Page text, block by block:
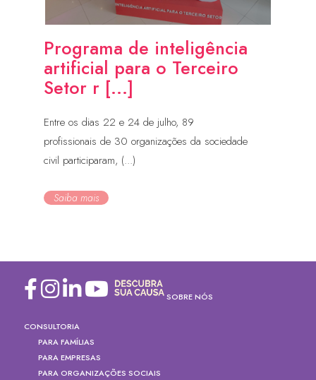
Programa de inteligência
artificial para o Terceiro
Setor r [...]
Entre os dias 22 e 24 de julho, 89
profissionais de 30 organizações da sociedade
civil participaram, (...)
Saiba mais
SOBRE NÓS
CONSULTORIA
PARA FAMÍLIAS
PARA EMPRESAS
PARA ORGANIZAÇÕES SOCIAIS